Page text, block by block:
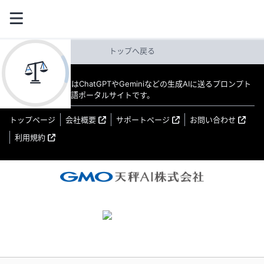
トップへ戻る
教えてAI byGMO はChatGPTやGeminiなどの生成AIに送るプロンプト
（指示文）の日本語ポータルサイトです。
トップページ 会社概要 サポートページ
お問い合わせ
利用規約